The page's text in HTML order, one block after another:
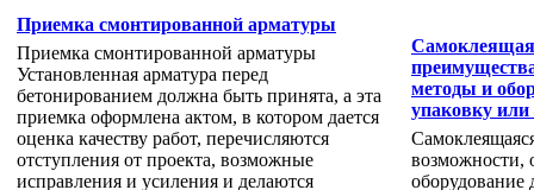
Приемка смонтированной арматуры
Приемка смонтированной арматуры
Установленная арматура перед
бетонированием должна быть принята, а эта
приемка оформлена актом, в котором дается
оценка качеству работ, перечисляются
отступления от проекта, возможные
исправления и усиления и делаются
методы и
упаковку или
возможности,
оборудование